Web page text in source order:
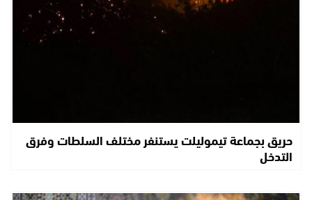
حريق بجماعة تيموليلت يستنفر مختلف السلطات وفرق
التدخل